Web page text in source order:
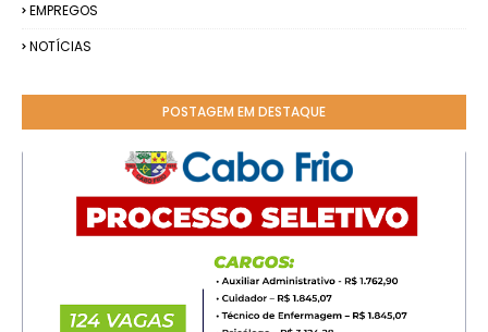
EMPREGOS
NOTÍCIAS
POSTAGEM EM DESTAQUE